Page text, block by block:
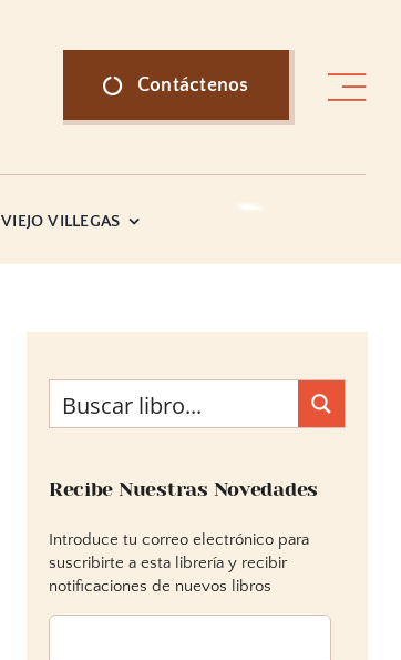
Contáctenos
VIEJO VILLEGAS
Recibe Nuestras Novedades
Introduce tu correo electrónico para
suscribirte a esta librería y recibir
notificaciones de nuevos libros
Dirección